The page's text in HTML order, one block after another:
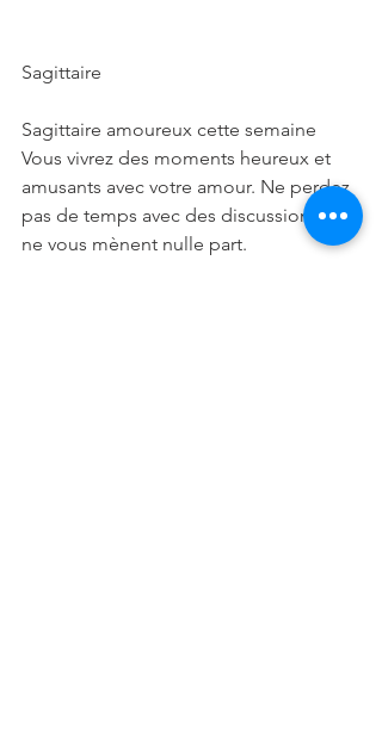
Sagittaire
Sagittaire amoureux cette semaine
Vous vivrez des moments heureux et
amusants avec votre amour. Ne perdez
pas de temps avec des discussions qui
ne vous mènent nulle part.